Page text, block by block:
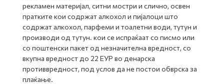
рекламен материјал, ситни мостри и слично, освен
пратките кои содржат алкохол и пијалоци што
содржат алкохол, парфеми и тоалетни води, тутун и
производи од тутун. кои се испраќаат со писмо или
со поштенски пакет од незначителна вредност, со
вкупна вредност до 22 ЕУР во денарска
противвредност, под услов да не постои обврска за
плаќање.